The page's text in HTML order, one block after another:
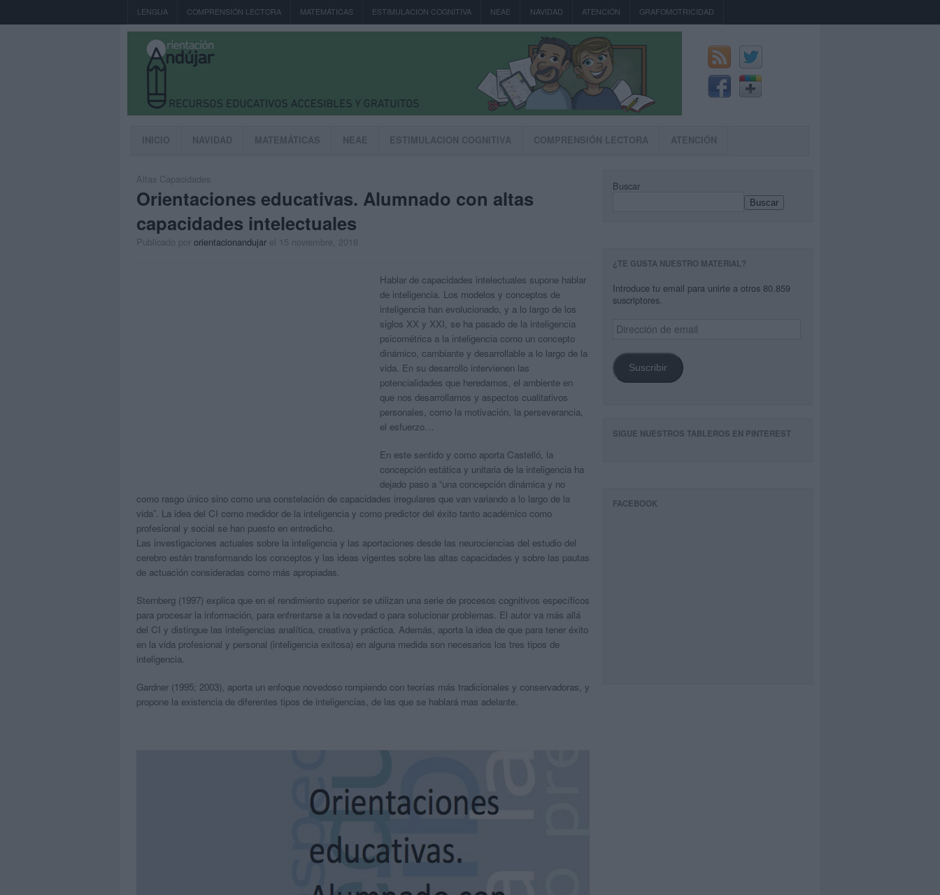
LENGUA COMPRENSIÓN LECTORA MATEMÁTICAS ESTIMULACION COGNITIVA NEAE NAVIDAD ATENCIÓN GRAFOMOTRICIDAD
INICIO NAVIDAD MATEMÁTICAS NEAE ESTIMULACION COGNITIVA COMPRENSIÓN LECTORA ATENCIÓN
Altas Capacidades
Orientaciones educativas. Alumnado con altas
capacidades intelectuales
Publicado por orientacionandujar el 15 noviembre, 2018
Hablar de capacidades intelectuales supone hablar
de inteligencia. Los modelos y conceptos de
inteligencia han evolucionado, y a lo largo de los
siglos XX y XXI, se ha pasado de la inteligencia
psicométrica a la inteligencia como un concepto
dinámico, cambiante y desarrollable a lo largo de la
vida. En su desarrollo intervienen las
potencialidades que heredamos, el ambiente en
que nos desarrollamos y aspectos cualitativos
personales, como la motivación, la perseverancia,
el esfuerzo…
En este sentido y como aporta Castelló, la
concepción estática y unitaria de la inteligencia ha
dejado paso a “una concepción dinámica y no
como rasgo único sino como una constelación de capacidades irregulares que van variando a lo largo de la
vida”. La idea del CI como medidor de la inteligencia y como predictor del éxito tanto académico como
profesional y social se han puesto en entredicho.
Las investigaciones actuales sobre la inteligencia y las aportaciones desde las neurociencias del estudio del
cerebro están transformando los conceptos y las ideas vigentes sobre las altas capacidades y sobre las pautas
de actuación consideradas como más apropiadas.
Sternberg (1997) explica que en el rendimiento superior se utilizan una serie de procesos cognitivos específicos
para procesar la información, para enfrentarse a la novedad o para solucionar problemas. El autor va más allá
del CI y distingue las inteligencias analítica, creativa y práctica. Además, aporta la idea de que para tener éxito
en la vida profesional y personal (inteligencia exitosa) en alguna medida son necesarios los tres tipos de
inteligencia.
Gardner (1995; 2003), aporta un enfoque novedoso rompiendo con teorías más tradicionales y conservadoras, y
propone la existencia de diferentes tipos de inteligencias, de las que se hablará mas adelante.
Buscar
Buscar
¿TE GUSTA NUESTRO MATERIAL?
Introduce tu email para unirte a otros 80.859
suscriptores.
Dirección
de
Suscribir
SIGUE NUESTROS TABLEROS EN PINTEREST
FACEBOOK